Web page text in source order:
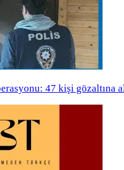
47 kişi gözaltına